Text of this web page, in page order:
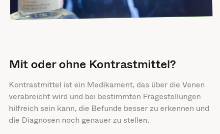
Mit oder ohne Kontrastmittel?
Kontrastmittel ist ein Medikament, das über die Venen
verabreicht wird und bei bestimmten Fragestellungen
hilfreich sein kann, die Befunde besser zu erkennen und
die Diagnosen noch genauer zu stellen.